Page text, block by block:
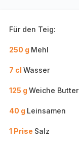
Für den Teig:
250 g Mehl
7 cl Wasser
125 g Weiche Butter
40 g Leinsamen
1 Prise Salz